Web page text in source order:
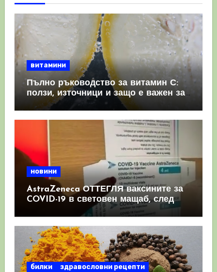
витамини
Пълно ръководство за витамин С:
ползи, източници и защо е важен за
имунната система
новини
AstraZeneca ОТТЕГЛЯ ваксините за
COVID-19 в световен мащаб, след
като призна, че те причиняват
билки
здравословни рецепти